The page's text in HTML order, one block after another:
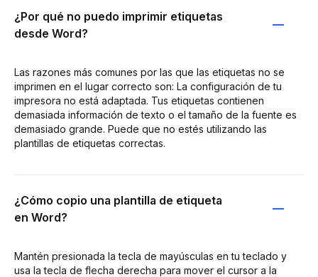
¿Por qué no puedo imprimir etiquetas
desde Word?
Las razones más comunes por las que las etiquetas no se
imprimen en el lugar correcto son: La configuración de tu
impresora no está adaptada. Tus etiquetas contienen
demasiada información de texto o el tamaño de la fuente es
demasiado grande. Puede que no estés utilizando las
plantillas de etiquetas correctas.
¿Cómo copio una plantilla de etiqueta
en Word?
Mantén presionada la tecla de mayúsculas en tu teclado y
usa la tecla de flecha derecha para mover el cursor a la